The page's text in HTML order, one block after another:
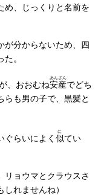
め、じっくりと名前を
分からないため、四
。
、おおむね安産
あんざん
でどち
らも男の子で、黒髪と
ぐらいによく 似
に
てい
リョウマとクラウスさ
しれませんね）